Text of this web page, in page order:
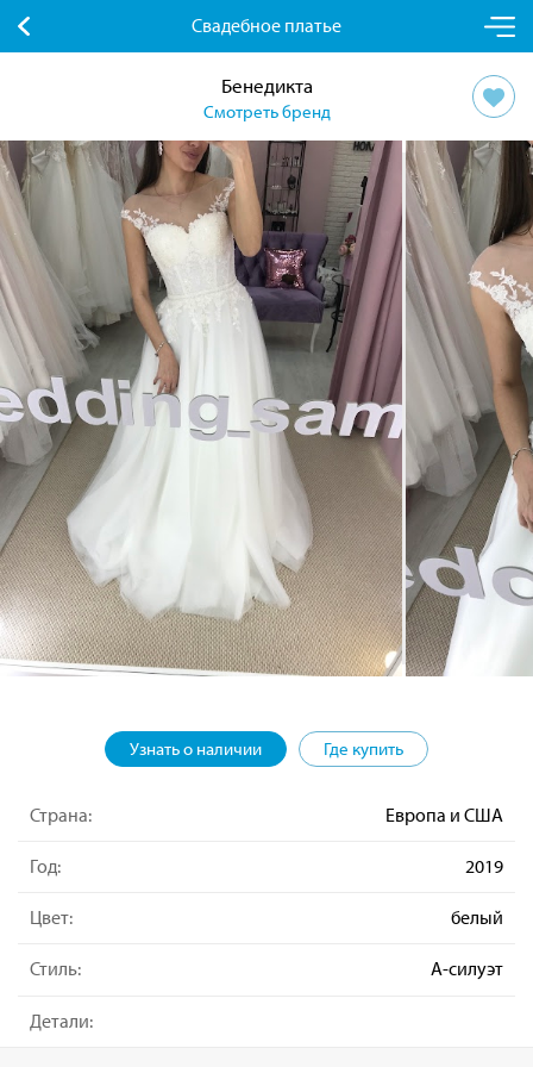
Свадебное платье
Бенедикта
Смотреть бренд
Узнать о наличии Где купить
Страна: Европа и США
Год: 2019
Цвет: белый
Стиль: А-силуэт
Детали: